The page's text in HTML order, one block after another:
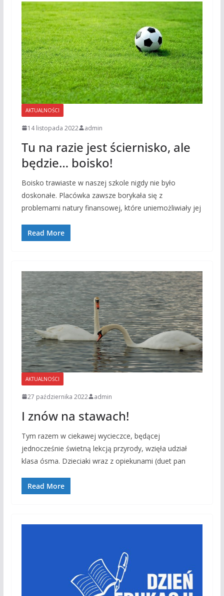
AKTUALNOŚCI
14 listopada 2022 admin
Tu na razie jest ściernisko, ale
będzie… boisko!
Boisko trawiaste w naszej szkole nigdy nie było
doskonałe. Placówka zawsze borykała się z
problemami natury finansowej, które uniemożliwiały jej
Read More
AKTUALNOŚCI
27 października 2022 admin
I znów na stawach!
Tym razem w ciekawej wycieczce, będącej
jednocześnie świetną lekcją przyrody, wzięła udział
klasa ósma. Dzieciaki wraz z opiekunami (duet pan
Read More